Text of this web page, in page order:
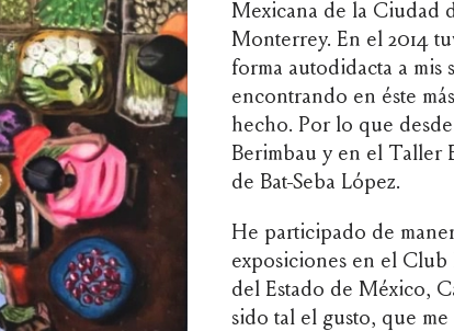
Mexicana de la Ciudad
Monterrey. En el 2014
forma autodidacta a
encontrando en éste
hecho. Por lo que
Berimbau y en el Taller
de Bat-Seba López.
He participado de
exposiciones en el
del Estado de México,
sido tal el gusto, que